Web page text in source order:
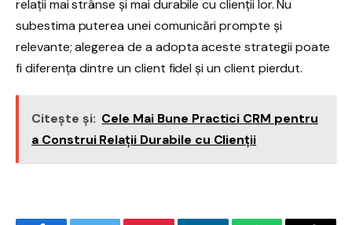
relații mai strânse și mai durabile cu clienții lor. Nu
subestima puterea unei comunicări prompte și
relevante; alegerea de a adopta aceste strategii poate
fi diferența dintre un client fidel și un client pierdut.
Citește și: Cele Mai Bune Practici CRM pentru
a Construi Relații Durabile cu Clienții